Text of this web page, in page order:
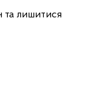
та лишитися